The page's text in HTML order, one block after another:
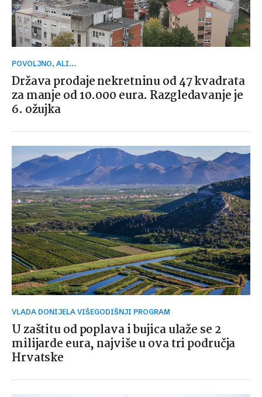
POVOLJNO, ALI...
Država prodaje nekretninu od 47 kvadrata
za manje od 10.000 eura. Razgledavanje je
6. ožujka
VLADA DONIJELA VIŠEGODIŠNJI PROGRAM
U zaštitu od poplava i bujica ulaže se 2
milijarde eura, najviše u ova tri područja
Hrvatske